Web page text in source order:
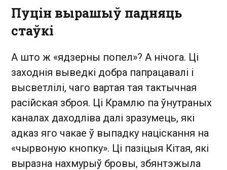
Пуцін вырашыў падняць
стаўкі
А што ж «ядзерны попел»? А нічога. Ці
заходнія выведкі добра папрацавалі і
высветлілі, чаго вартая тая тактычная
расійская зброя. Ці Крамлю па ўнутраных
каналах даходліва далі зразумець, які
адказ яго чакае ў выпадку націскання на
«чырвоную кнопку». Ці пазіцыя Кітая, які
выразна нахмурыў бровы, збянтэжыла